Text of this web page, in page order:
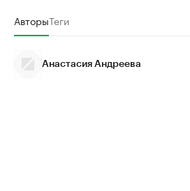
АвторыТеги
Анастасия Андреева